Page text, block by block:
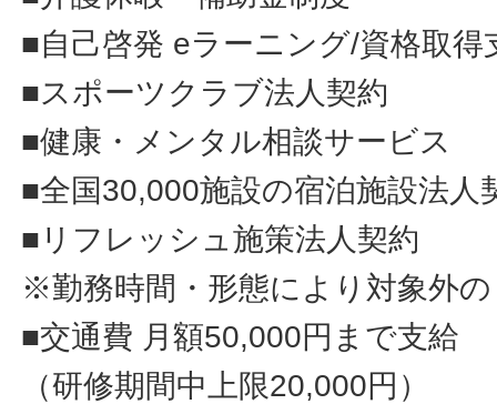
■自己啓発 eラーニング/資格取得
■スポーツクラブ法人契約
■健康・メンタル相談サービス
■全国30,000施設の宿泊施設法人
■リフレッシュ施策法人契約
※勤務時間・形態により対象外
■交通費 月額50,000円まで支給
（研修期間中上限20,000円）